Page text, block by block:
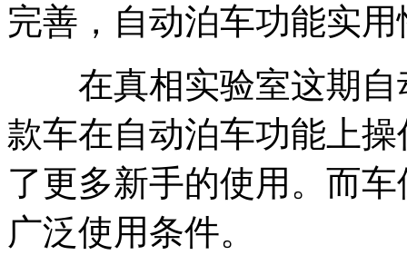
完善，自动泊车功能实
在真相实验室这期自
款车在自动泊车功能上
了更多新手的使用。而
广泛使用条件。